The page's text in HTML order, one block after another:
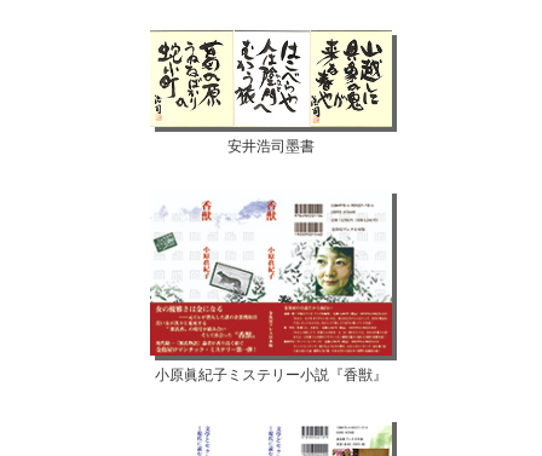
安井浩司墨書
小原眞紀子ミステリー小説『香獣』